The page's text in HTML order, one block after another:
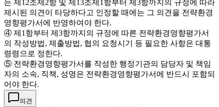
는 제12조제2항 및 제13조제1항부터 제3항까지의 규정에 따라
제시된 의견이 타당하다고 인정할 때에는 그 의견을 전략환경
영향평가서에 반영하여야 한다.
④ 제1항부터 제3항까지의 규정에 따른 전략환경영향평가서
의 작성방법, 제출방법, 협의 요청시기 등 필요한 사항은 대통
령령으로 정한다.
⑤ 전략환경영향평가서를 작성한 행정기관의 담당자 및 책임
자의 소속, 직책, 성명은 전략환경영향평가서에 반드시 포함되
어야 한다.
의견